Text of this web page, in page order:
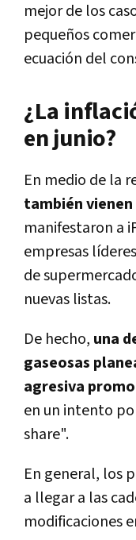
mejor de los
pequeños
ecuación del
¿La
en junio?
En medio de la
también
manifestaron a
empresas
de
nuevas listas.
De hecho, una
gaseosas
agresiva
en un intento
share".
En general, los
a llegar a las
modificaciones